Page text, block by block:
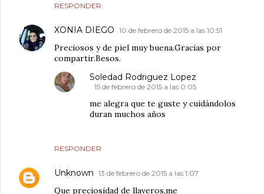
RESPONDER
XONIA DIEGO 10 de febrero de 2015 a las 10:51
Preciosos y de piel muy buena.Gracias por
compartir.Besos.
RESPONDER
Soledad Rodriguez Lopez
15 de febrero de 2015 a las 0:05
me alegra que te guste y cuidándolos
duran muchos años
Unknown 13 de febrero de 2015 a las 1:07
Que preciosidad de llaveros,me